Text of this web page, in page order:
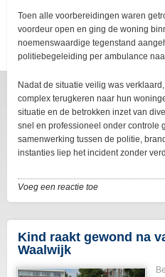
Toen alle voorbereidingen waren
voordeur open en ging de woning
noemenswaardige tegenstand
politiebegeleiding per ambulance
Nadat de situatie veilig was
complex terugkeren naar hun
situatie en de betrokken inzet van
snel en professioneel onder controle
samenwerking tussen de politie,
instanties liep het incident zonder
Voeg een reactie toe
Kind raakt gewond na
Waalwijk